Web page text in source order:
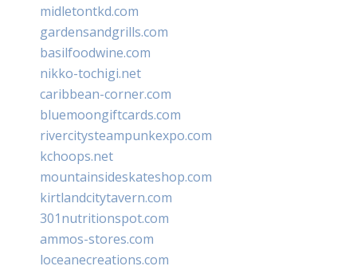
midletontkd.com
gardensandgrills.com
basilfoodwine.com
nikko-tochigi.net
caribbean-corner.com
bluemoongiftcards.com
rivercitysteampunkexpo.com
kchoops.net
mountainsideskateshop.com
kirtlandcitytavern.com
301nutritionspot.com
ammos-stores.com
loceanecreations.com